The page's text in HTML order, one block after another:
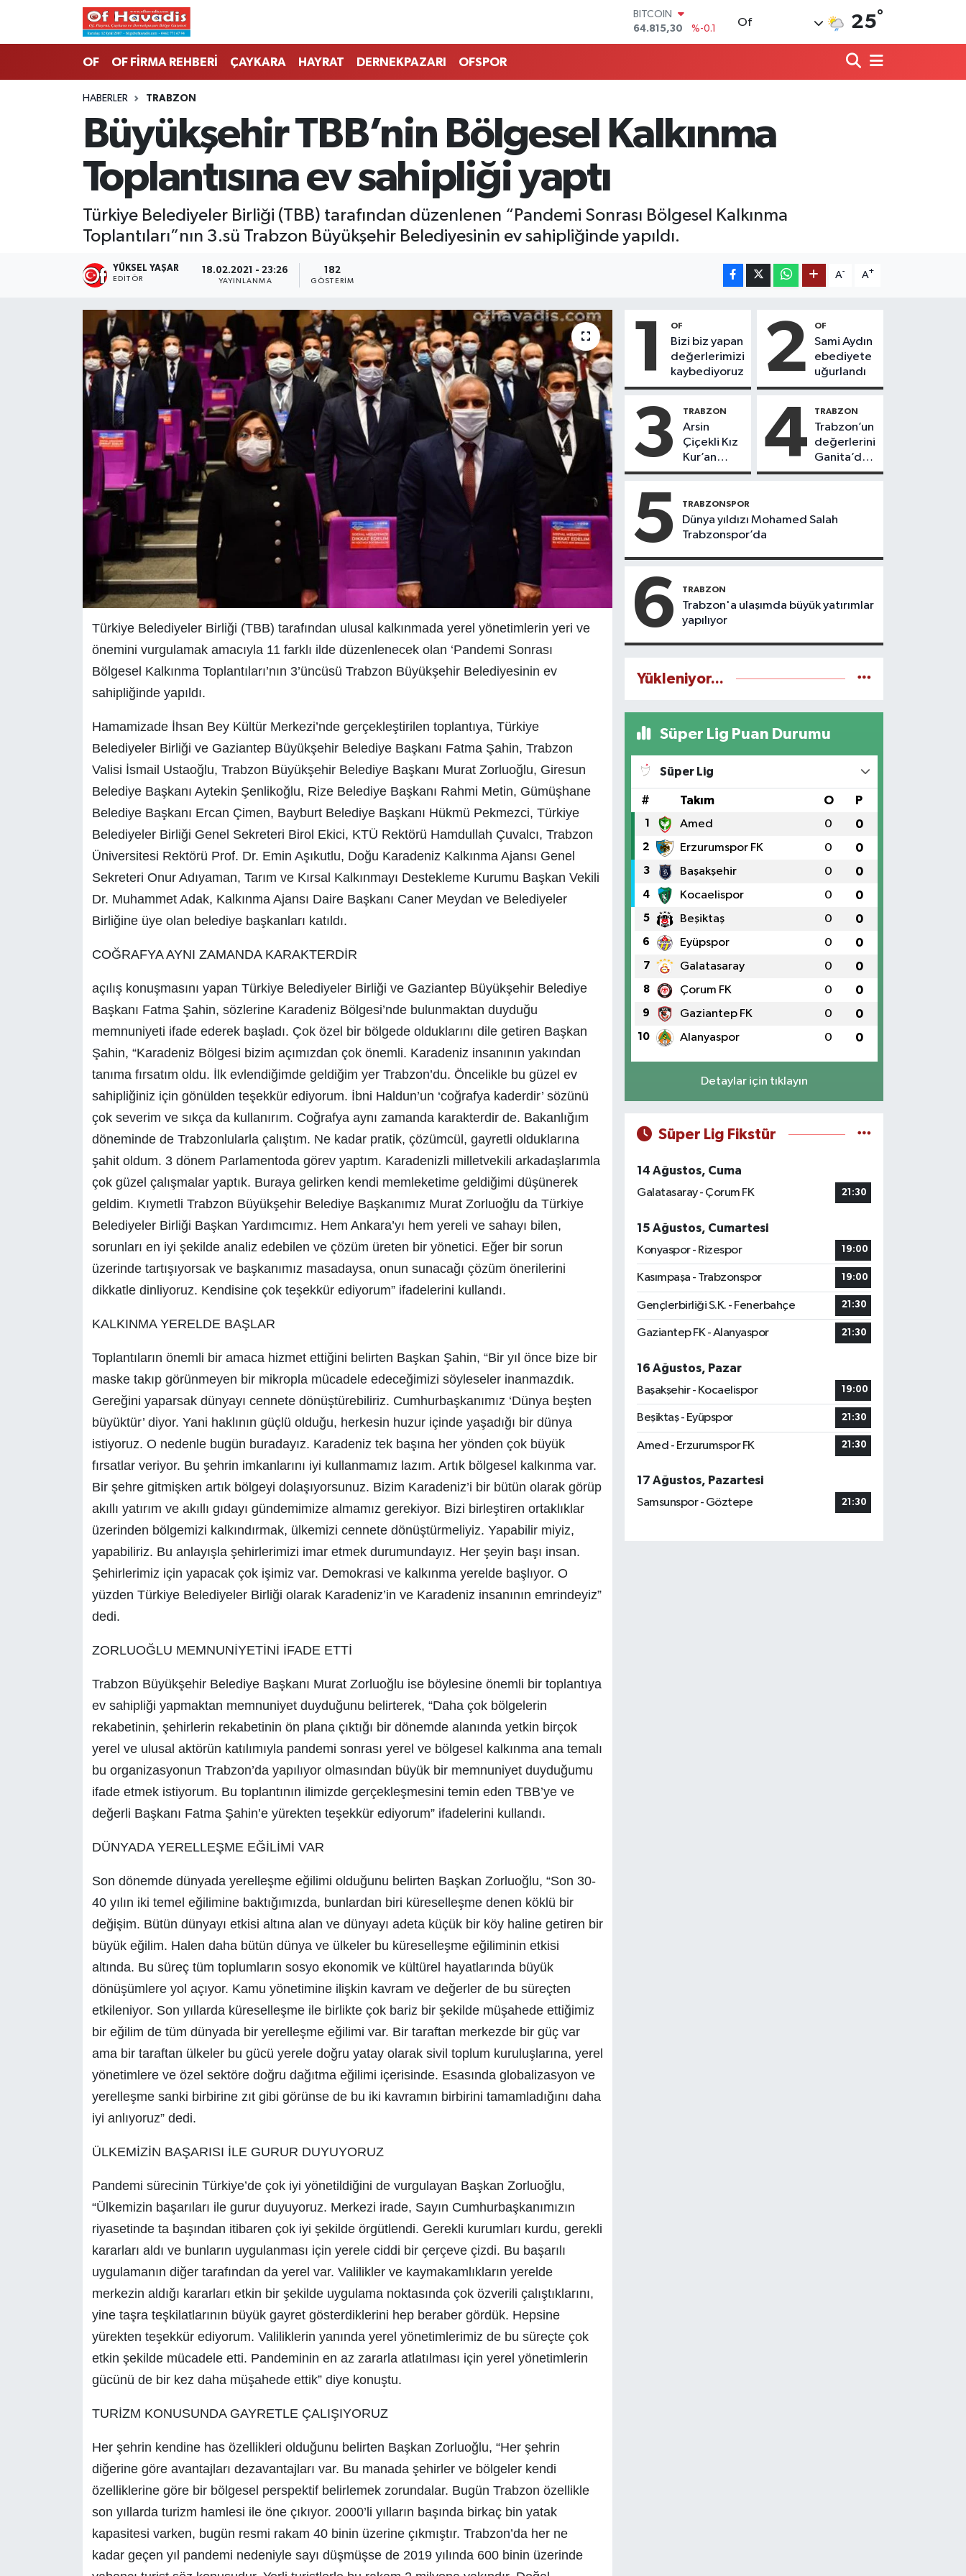
DOLAR
47,7436
%0.18
EURO
6660.55
BİST100
13.779
%-14
Of 25°
OF OF FİRMA REHBERİ ÇAYKARA HAYRAT DERNEKPAZARI OFSPOR
HABERLER TRABZON
Büyükşehir TBB’nin Bölgesel Kalkınma
Toplantısına ev sahipliği yaptı
Türkiye Belediyeler Birliği (TBB) tarafından düzenlenen “Pandemi Sonrası Bölgesel Kalkınma
Toplantıları”nın 3.sü Trabzon Büyükşehir Belediyesinin ev sahipliğinde yapıldı.
YÜKSEL YAŞAR
EDITÖR
18.02.2021 - 23:26
YAYINLANMA
182
GÖSTERIM
A- A+
Türkiye Belediyeler Birliği (TBB) tarafından ulusal kalkınmada yerel yönetimlerin yeri ve
önemini vurgulamak amacıyla 11 farklı ilde düzenlenecek olan ‘Pandemi Sonrası
Bölgesel Kalkınma Toplantıları’nın 3’üncüsü Trabzon Büyükşehir Belediyesinin ev
sahipliğinde yapıldı.
Hamamizade İhsan Bey Kültür Merkezi’nde gerçekleştirilen toplantıya, Türkiye
Belediyeler Birliği ve Gaziantep Büyükşehir Belediye Başkanı Fatma Şahin, Trabzon
Valisi İsmail Ustaoğlu, Trabzon Büyükşehir Belediye Başkanı Murat Zorluoğlu, Giresun
Belediye Başkanı Aytekin Şenlikoğlu, Rize Belediye Başkanı Rahmi Metin, Gümüşhane
Belediye Başkanı Ercan Çimen, Bayburt Belediye Başkanı Hükmü Pekmezci, Türkiye
Belediyeler Birliği Genel Sekreteri Birol Ekici, KTÜ Rektörü Hamdullah Çuvalcı, Trabzon
Üniversitesi Rektörü Prof. Dr. Emin Aşıkutlu, Doğu Karadeniz Kalkınma Ajansı Genel
Sekreteri Onur Adıyaman, Tarım ve Kırsal Kalkınmayı Destekleme Kurumu Başkan Vekili
Dr. Muhammet Adak, Kalkınma Ajansı Daire Başkanı Caner Meydan ve Belediyeler
Birliğine üye olan belediye başkanları katıldı.
COĞRAFYA AYNI ZAMANDA KARAKTERDİR
açılış konuşmasını yapan Türkiye Belediyeler Birliği ve Gaziantep Büyükşehir Belediye
Başkanı Fatma Şahin, sözlerine Karadeniz Bölgesi’nde bulunmaktan duyduğu
memnuniyeti ifade ederek başladı. Çok özel bir bölgede olduklarını dile getiren Başkan
Şahin, “Karadeniz Bölgesi bizim açımızdan çok önemli. Karadeniz insanının yakından
tanıma fırsatım oldu. İlk evlendiğimde geldiğim yer Trabzon’du. Öncelikle bu güzel ev
sahipliğiniz için gönülden teşekkür ediyorum. İbni Haldun’un ‘coğrafya kaderdir’ sözünü
çok severim ve sıkça da kullanırım. Coğrafya aynı zamanda karakterdir de. Bakanlığım
döneminde de Trabzonlularla çalıştım. Ne kadar pratik, çözümcül, gayretli olduklarına
şahit oldum. 3 dönem Parlamentoda görev yaptım. Karadenizli milletvekili arkadaşlarımla
çok güzel çalışmalar yaptık. Buraya gelirken kendi memleketime geldiğimi düşünerek
geldim. Kıymetli Trabzon Büyükşehir Belediye Başkanımız Murat Zorluoğlu da Türkiye
Belediyeler Birliği Başkan Yardımcımız. Hem Ankara’yı hem yereli ve sahayı bilen,
sorunları en iyi şekilde analiz edebilen ve çözüm üreten bir yönetici. Eğer bir sorun
üzerinde tartışıyorsak ve başkanımız masadaysa, onun sunacağı çözüm önerilerini
dikkatle dinliyoruz. Kendisine çok teşekkür ediyorum” ifadelerini kullandı.
KALKINMA YERELDE BAŞLAR
Toplantıların önemli bir amaca hizmet ettiğini belirten Başkan Şahin, “Bir yıl önce bize bir
maske takıp görünmeyen bir mikropla mücadele edeceğimizi söyleseler inanmazdık.
Gereğini yaparsak dünyayı cennete dönüştürebiliriz. Cumhurbaşkanımız ‘Dünya beşten
büyüktür’ diyor. Yani haklının güçlü olduğu, herkesin huzur içinde yaşadığı bir dünya
istiyoruz. O nedenle bugün buradayız. Karadeniz tek başına her yönden çok büyük
fırsatlar veriyor. Bu şehrin imkanlarını iyi kullanmamız lazım. Artık bölgesel kalkınma var.
Bir şehre gitmişken artık bölgeyi dolaşıyorsunuz. Bizim Karadeniz’i bir bütün olarak görüp
akıllı yatırım ve akıllı gıdayı gündemimize almamız gerekiyor. Bizi birleştiren ortaklıklar
üzerinden bölgemizi kalkındırmak, ülkemizi cennete dönüştürmeliyiz. Yapabilir miyiz,
yapabiliriz. Bu anlayışla şehirlerimizi imar etmek durumundayız. Her şeyin başı insan.
Şehirlerimiz için yapacak çok işimiz var. Demokrasi ve kalkınma yerelde başlıyor. O
yüzden Türkiye Belediyeler Birliği olarak Karadeniz’in ve Karadeniz insanının emrindeyiz”
dedi.
ZORLUOĞLU MEMNUNİYETİNİ İFADE ETTİ
Trabzon Büyükşehir Belediye Başkanı Murat Zorluoğlu ise böylesine önemli bir toplantıya
ev sahipliği yapmaktan memnuniyet duyduğunu belirterek, “Daha çok bölgelerin
rekabetinin, şehirlerin rekabetinin ön plana çıktığı bir dönemde alanında yetkin birçok
yerel ve ulusal aktörün katılımıyla pandemi sonrası yerel ve bölgesel kalkınma ana temalı
bu organizasyonun Trabzon’da yapılıyor olmasından büyük bir memnuniyet duyduğumu
ifade etmek istiyorum. Bu toplantının ilimizde gerçekleşmesini temin eden TBB’ye ve
değerli Başkanı Fatma Şahin’e yürekten teşekkür ediyorum” ifadelerini kullandı.
DÜNYADA YERELLEŞME EĞİLİMİ VAR
Son dönemde dünyada yerelleşme eğilimi olduğunu belirten Başkan Zorluoğlu, “Son 30-
40 yılın iki temel eğilimine baktığımızda, bunlardan biri küreselleşme denen köklü bir
değişim. Bütün dünyayı etkisi altına alan ve dünyayı adeta küçük bir köy haline getiren bir
büyük eğilim. Halen daha bütün dünya ve ülkeler bu küreselleşme eğiliminin etkisi
altında. Bu süreç tüm toplumların sosyo ekonomik ve kültürel hayatlarında büyük
dönüşümlere yol açıyor. Kamu yönetimine ilişkin kavram ve değerler de bu süreçten
etkileniyor. Son yıllarda küreselleşme ile birlikte çok bariz bir şekilde müşahede ettiğimiz
bir eğilim de tüm dünyada bir yerelleşme eğilimi var. Bir taraftan merkezde bir güç var
ama bir taraftan ülkeler bu gücü yerele doğru yatay olarak sivil toplum kuruluşlarına, yerel
yönetimlere ve özel sektöre doğru dağıtma eğilimi içerisinde. Esasında globalizasyon ve
yerelleşme sanki birbirine zıt gibi görünse de bu iki kavramın birbirini tamamladığını daha
iyi anlıyoruz” dedi.
ÜLKEMİZİN BAŞARISI İLE GURUR DUYUYORUZ
Pandemi sürecinin Türkiye’de çok iyi yönetildiğini de vurgulayan Başkan Zorluoğlu,
“Ülkemizin başarıları ile gurur duyuyoruz. Merkezi irade, Sayın Cumhurbaşkanımızın
riyasetinde ta başından itibaren çok iyi şekilde örgütlendi. Gerekli kurumları kurdu, gerekli
kararları aldı ve bunların uygulanması için yerele ciddi bir çerçeve çizdi. Bu başarılı
uygulamanın diğer tarafından da yerel var. Valilikler ve kaymakamlıkların yerelde
merkezin aldığı kararları etkin bir şekilde uygulama noktasında çok özverili çalıştıklarını,
yine taşra teşkilatlarının büyük gayret gösterdiklerini hep beraber gördük. Hepsine
yürekten teşekkür ediyorum. Valiliklerin yanında yerel yönetimlerimiz de bu süreçte çok
etkin şekilde mücadele etti. Pandeminin en az zararla atlatılması için yerel yönetimlerin
gücünü de bir kez daha müşahede ettik” diye konuştu.
TURİZM KONUSUNDA GAYRETLE ÇALIŞIYORUZ
Her şehrin kendine has özellikleri olduğunu belirten Başkan Zorluoğlu, “Her şehrin
diğerine göre avantajları dezavantajları var. Bu manada şehirler ve bölgeler kendi
özelliklerine göre bir bölgesel perspektif belirlemek zorundalar. Bugün Trabzon özellikle
son yıllarda turizm hamlesi ile öne çıkıyor. 2000’li yılların başında birkaç bin yatak
kapasitesi varken, bugün resmi rakam 40 binin üzerine çıkmıştır. Trabzon’da her ne
kadar geçen yıl pandemi nedeniyle sayı düşmüşse de 2019 yılında 600 binin üzerinde
1 OF
Bizi biz yapan
değerlerimizi
kaybediyoruz
2 OF
Sami Aydın
ebediyete
uğurlandı
3 TRABZON
Arsin
Çiçekli Kız
Kur’an
Kursu’nda
icazet aldı
4 TRABZON
Trabzon’un
değerlerini
Ganita’da
yaşatıyoruz
5 TRABZONSPOR
Dünya yıldızı Mohamed Salah
Trabzonspor’da
6 TRABZON
Trabzon'a ulaşımda büyük yatırımlar
yapılıyor
Yükleniyor...
Süper Lig Puan Durumu
Süper Lig
# Takım O P
1 Amed 0 0
2 Erzurumspor FK 0 0
3 Başakşehir 0 0
4 Kocaelispor 0 0
5 Beşiktaş 0 0
6 Eyüpspor 0 0
7 Galatasaray 0 0
8 Çorum FK 0 0
9 Gaziantep FK 0 0
10 Alanyaspor 0 0
Detaylar için tıklayın
Süper Lig Fikstür
14 Ağustos, Cuma
Galatasaray - Çorum FK
21:30
15 Ağustos, Cumartesi
Konyaspor - Rizespor
19:00
Kasımpaşa - Trabzonspor 19:00
Gençlerbirliği S.K. - Fenerbahçe 21:30
Gaziantep FK - Alanyaspor 21:30
16 Ağustos, Pazar
Başakşehir - Kocaelispor
19:00
Beşiktaş - Eyüpspor 21:30
Amed - Erzurumspor FK 21:30
17 Ağustos, Pazartesi
Samsunspor - Göztepe
21:30
Trabzon Nöbetçi Eczaneler
Trabzon Namaz Vakitleri
Trabzon Trafik Yoğunluk Haritası
Süper Lig Puan Durumu ve Fikstür
Tüm Manşetler
Son Dakika Haberleri
Haber Arşivi